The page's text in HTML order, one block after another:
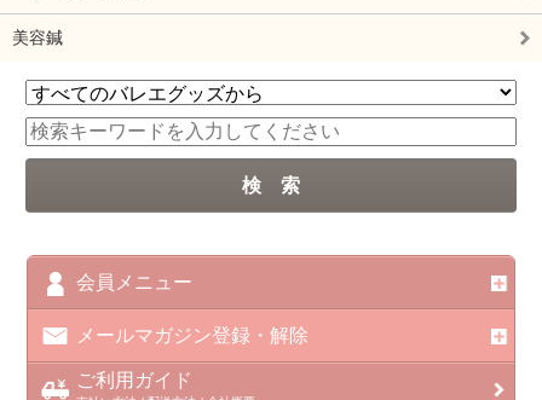
美容鍼
会員メニュー
メールマガジン登録・解除
ご利用ガイド